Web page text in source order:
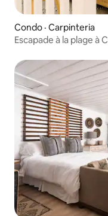
Condo · Carpinteria
Escapade à la plage à